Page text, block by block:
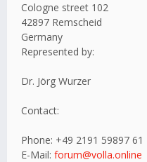
Cologne street 102
42897 Remscheid
Germany
Represented by:
Dr. Jörg Wurzer
Contact:
Phone: +49 2191 59897 61
E-Mail: forum@volla.online